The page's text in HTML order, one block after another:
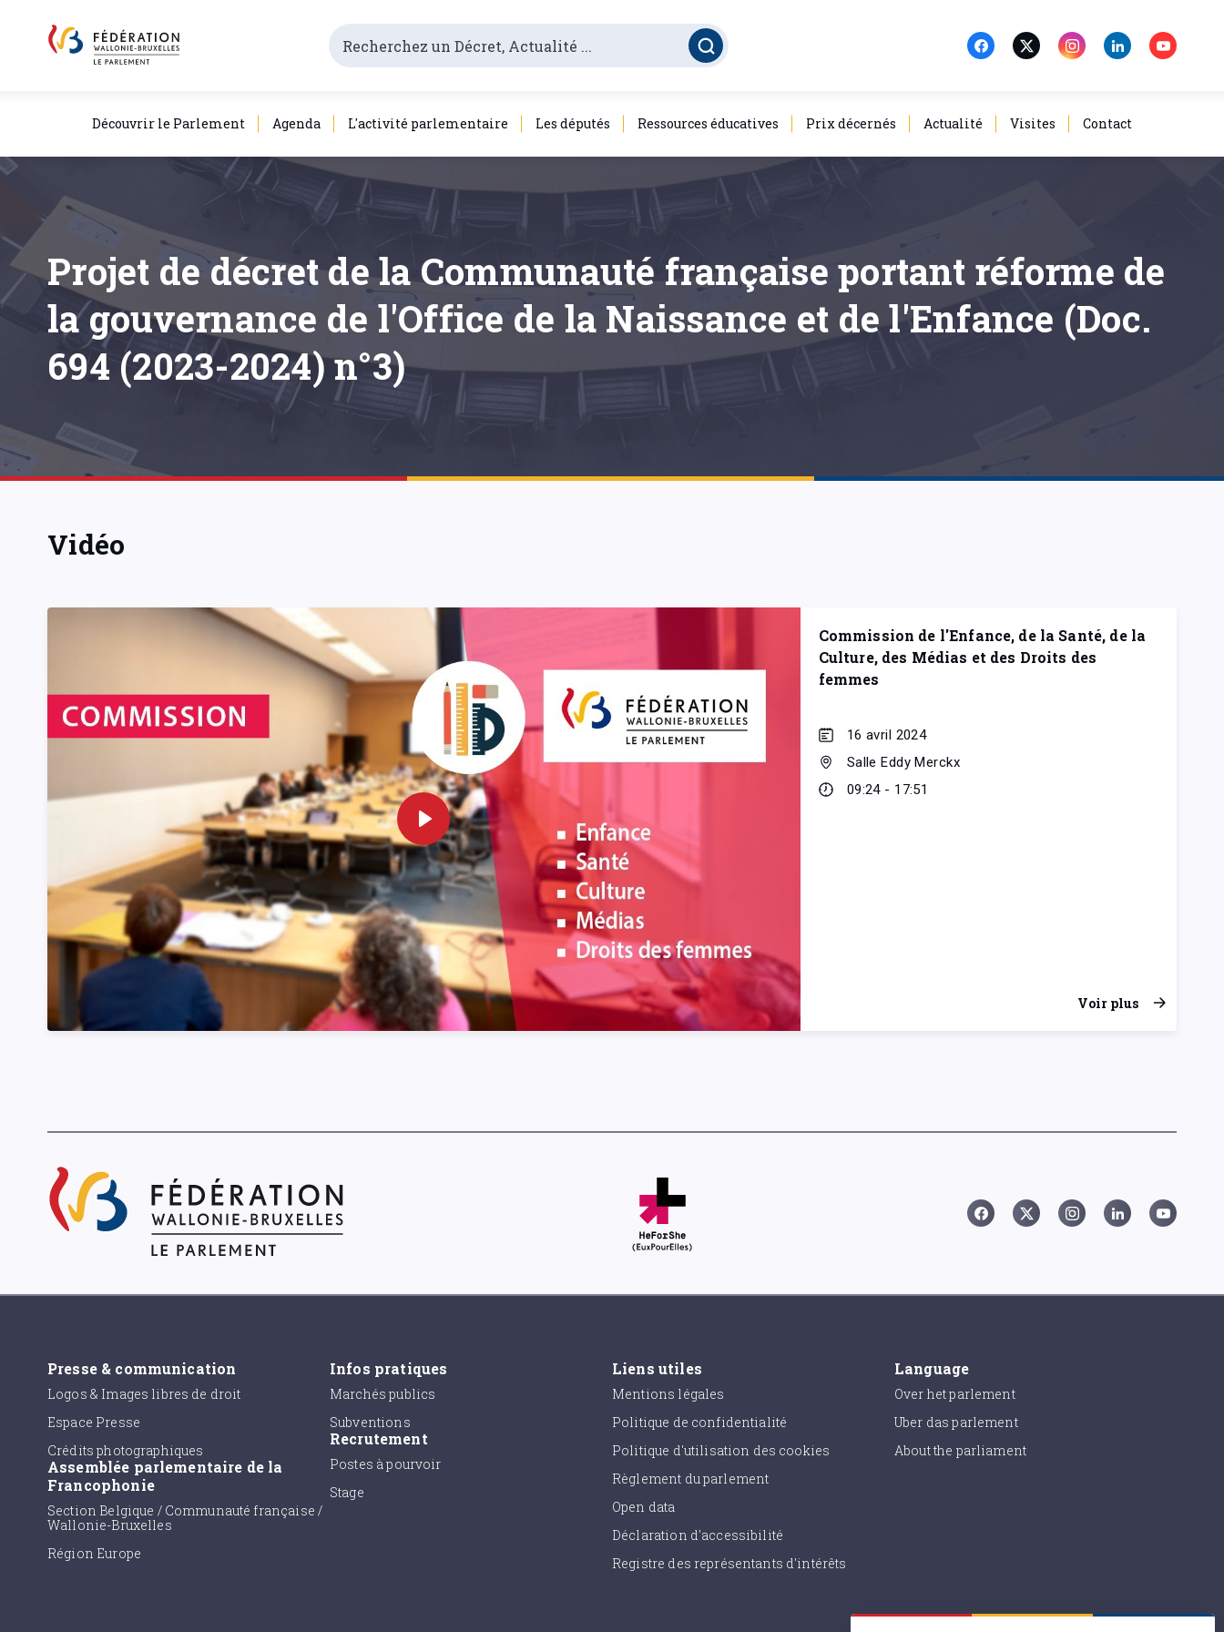
Découvrir le Parlement Agenda L'activité parlementaire Les députés Ressources éducatives Prix décernés Actualité Visites Contact
Projet de décret de la Communauté française portant réforme de
la gouvernance de l'Office de la Naissance et de l'Enfance (Doc.
694 (2023-2024) n°3)
Vidéo
Commission de l'Enfance, de la Santé, de la
Culture, des Médias et des Droits des
femmes
16 avril 2024
Salle Eddy Merckx
09:24 - 17:51
Voir plus
Presse & communication
Logos & Images libres de droit
Espace Presse
Crédits photographiques
Assemblée parlementaire de la
Francophonie
Section Belgique / Communauté française /
Wallonie-Bruxelles
Région Europe
Infos pratiques
Marchés publics
Subventions
Recrutement
Postes à pourvoir
Stage
Liens utiles
Mentions légales
Politique de confidentialité
Politique d'utilisation des cookies
Règlement du parlement
Open data
Déclaration d'accessibilité
Registre des représentants d'intérêts
Language
Over het parlement
Uber das parlement
About the parliament